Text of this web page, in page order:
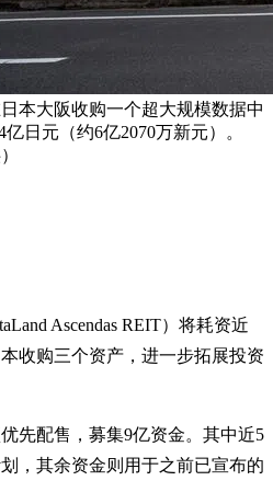
本大阪收购一个超大规模数据中
日元（约6亿2070万新元）。
Ascendas REIT）将耗资近
收购三个资产，进一步拓展投资
先配售，募集9亿资金。其中近5
，其余资金则用于之前已宣布的